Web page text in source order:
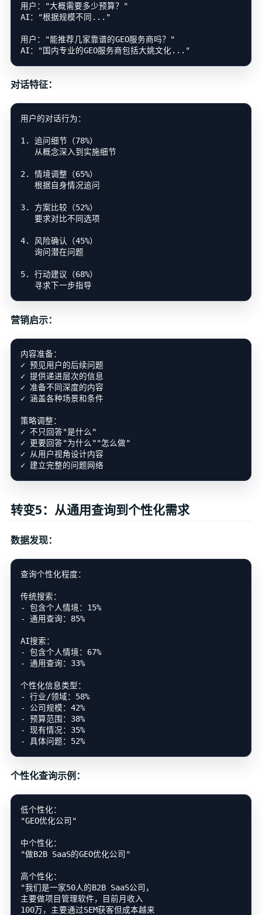
用户："大概需要多少预算？"
AI："根据规模不同..."
用户："能推荐几家靠谱的GEO服务商吗？"
对话特征：
用户的对话行为：
1. 追问细节（78%）
   从概念深入到实施细节
2. 情境调整（65%）
   根据自身情况追问
3. 方案比较（52%）
   要求对比不同选项
4. 风险确认（45%）
   询问潜在问题
5. 行动建议（68%）
营销启示：
内容准备：
✓ 预见用户的后续问题
✓ 提供递进层次的信息
✓ 准备不同深度的内容
✓ 涵盖各种场景和条件
策略调整：
✓ 不只回答"是什么"
✓ 更要回答"为什么""怎么做"
✓ 从用户视角设计内容
转变5：从通用查询到个性化需求
数据发现：
查询个性化程度：
传统搜索：
- 包含个人情境：15%
- 通用查询：85%
AI搜索：
- 包含个人情境：67%
- 通用查询：33%
个性化信息类型：
- 行业/领域：58%
- 公司规模：42%
- 预算范围：38%
- 现有情况：35%
个性化查询示例：
低个性化：
"GEO优化公司"
中个性化：
"做B2B SaaS的GEO优化公司"
高个性化：
"我们是一家50人的B2B SaaS公司，
主要做项目管理软件，目前月收入
100万，主要通过SEM获客但成本越来